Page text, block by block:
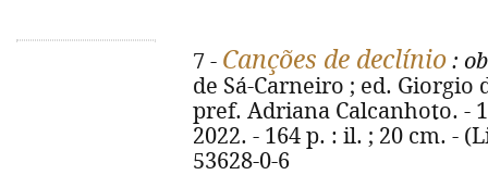
7 - Canções de declínio :
de Sá-Carneiro ; ed. Giorgio
pref. Adriana Calcanhoto. -
2022. - 164 p. : il. ; 20 cm. -
53628-0-6